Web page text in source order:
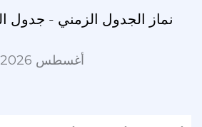
نماز الجدول الزمني - جدول
أغسطس 2026